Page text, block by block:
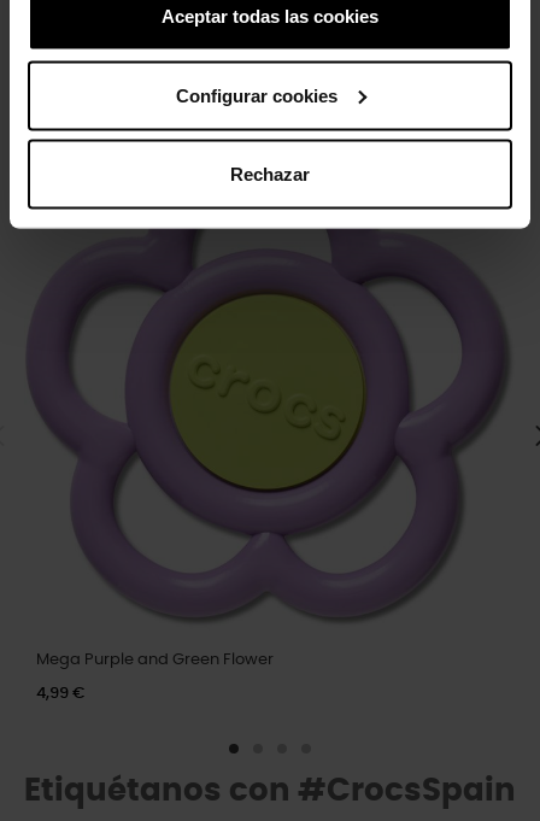
Aceptar todas las cookies
Configurar cookies
Rechazar
4 otros productos de la misma
Mega Purple and Green Flower
4,99 €
Etiquétanos con #CrocsSpain